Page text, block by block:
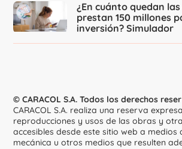
¿En cuánto quedan
prestan 150 millones
inversión? Simulador
© CARACOL S.A. Todos los derechos
CARACOL S.A. realiza una reserva
reproducciones y usos de las obras y
accesibles desde este sitio web a medios
mecánica u otros medios que resulten